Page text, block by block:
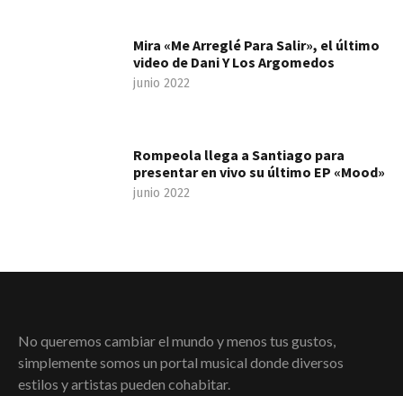
Mira «Me Arreglé Para Salir», el último
video de Dani Y Los Argomedos
junio 2022
Rompeola llega a Santiago para
presentar en vivo su último EP «Mood»
junio 2022
No queremos cambiar el mundo y menos tus gustos,
simplemente somos un portal musical donde diversos
estilos y artistas pueden cohabitar.